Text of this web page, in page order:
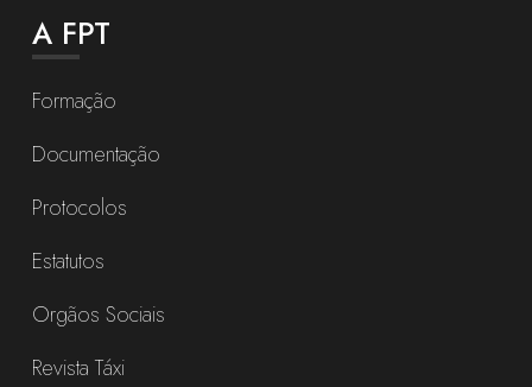
A FPT
Formação
Documentação
Protocolos
Estatutos
Orgãos Sociais
Revista Táxi